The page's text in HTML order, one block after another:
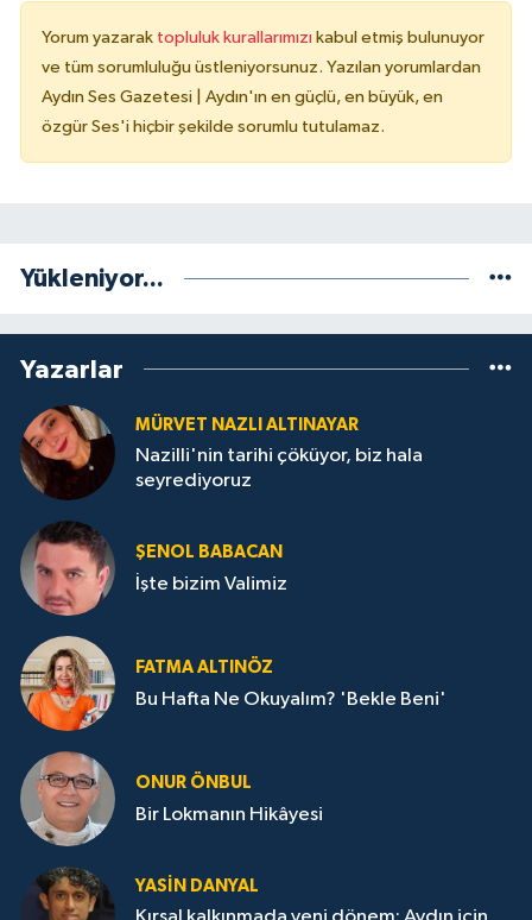
Yorum yazarak topluluk kurallarımızı kabul etmiş bulunuyor
ve tüm sorumluluğu üstleniyorsunuz. Yazılan yorumlardan
Aydın Ses Gazetesi | Aydın'ın en güçlü, en büyük, en
özgür Ses'i hiçbir şekilde sorumlu tutulamaz.
Yükleniyor...
Yazarlar
MÜRVET NAZLI ALTINAYAR
Nazilli'nin tarihi çöküyor, biz hala
seyrediyoruz
ŞENOL BABACAN
İşte bizim Valimiz
FATMA ALTINÖZ
Bu Hafta Ne Okuyalım? 'Bekle Beni'
ONUR ÖNBUL
Bir Lokmanın Hikâyesi
YASIN DANYAL